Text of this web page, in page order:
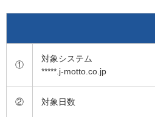
①
対象システム
*****.j-motto.co.jp
② 対象日数